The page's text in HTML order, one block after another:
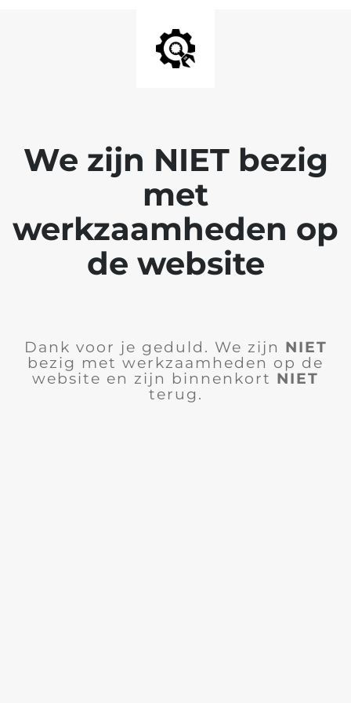
We zijn NIET bezig
met
werkzaamheden op
de website
Dank voor je geduld. We zijn NIET
bezig met werkzaamheden op de
website en zijn binnenkort NIET
terug.